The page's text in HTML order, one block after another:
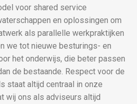
voor shared service
en oplossingen om
als parallelle werkpraktijken
we tot nieuwe besturings- en
het onderwijs, die beter passen
de bestaande. Respect voor de
staat altijd centraal in onze
wij ons als adviseurs altijd